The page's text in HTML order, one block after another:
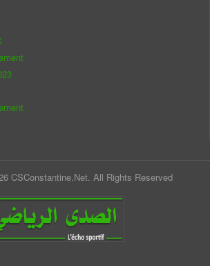
CSConstantine.Net. All Rights Reserved